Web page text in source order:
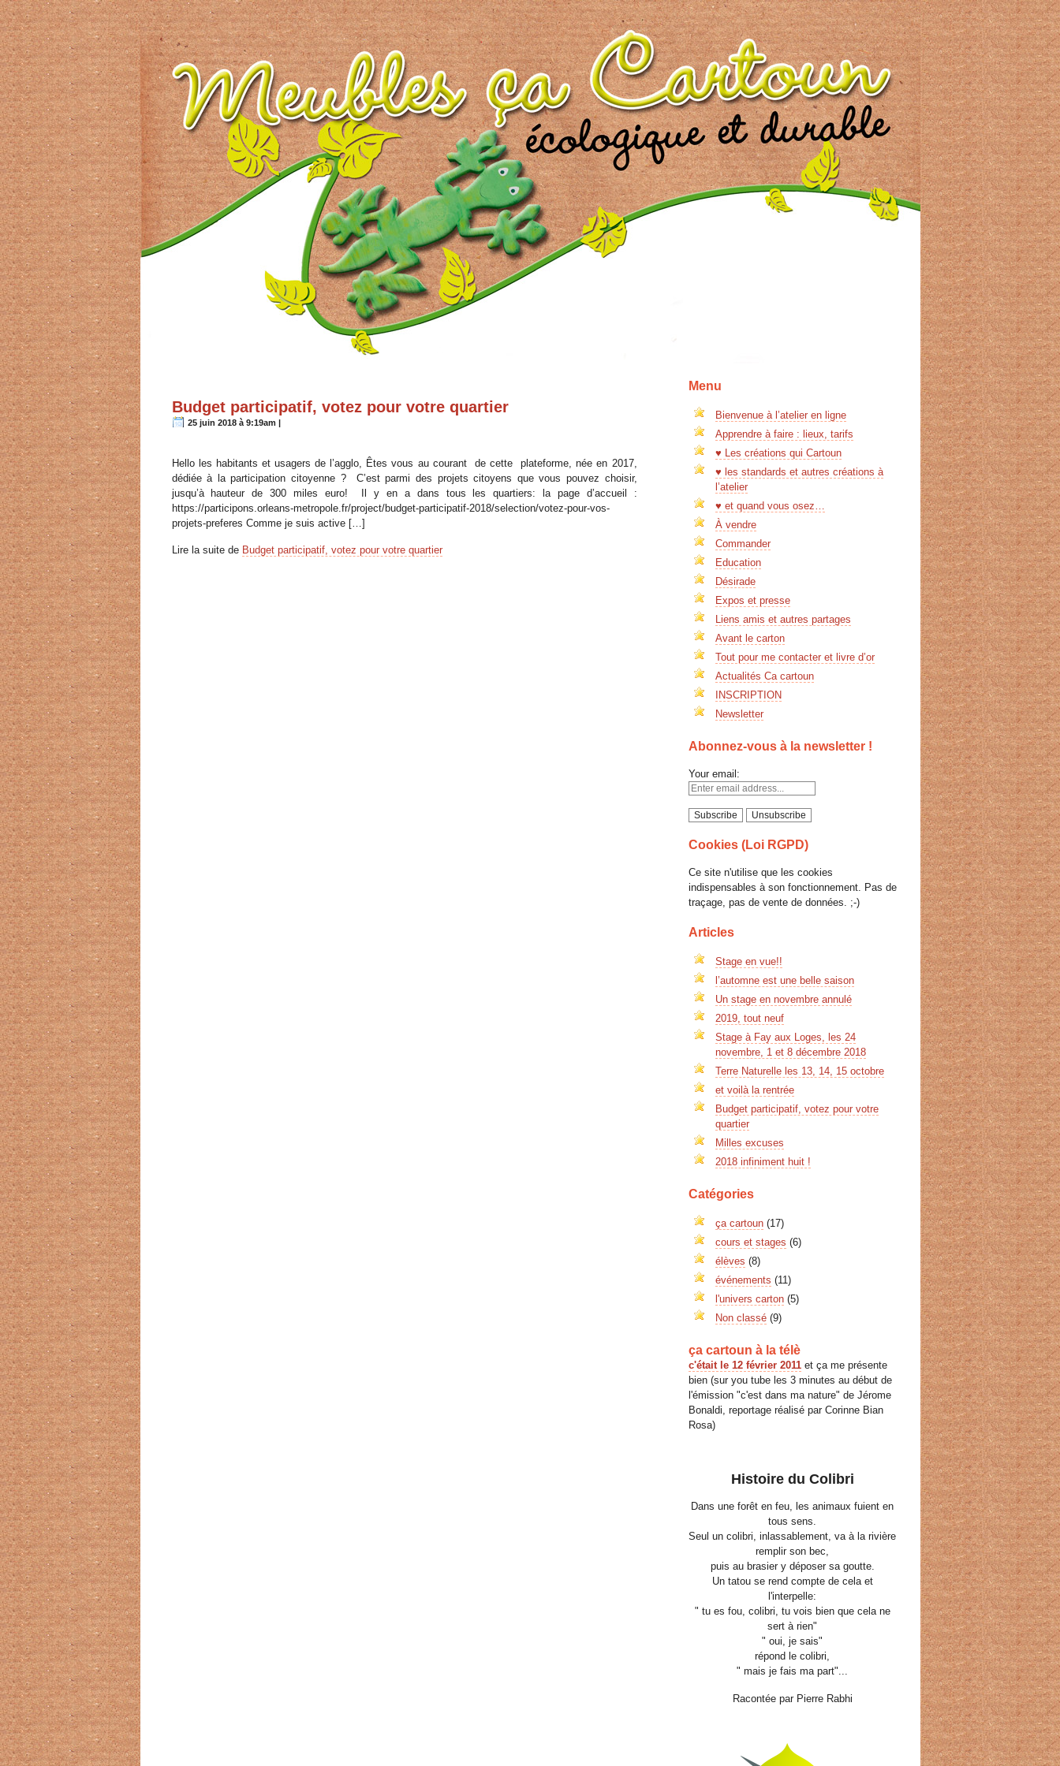
Budget participatif, votez pour votre quartier
25 juin 2018 à 9:19am |
Hello les habitants et usagers de l’agglo, Êtes vous au courant de cette plateforme, née en 2017,
dédiée à la participation citoyenne ? C’est parmi des projets citoyens que vous pouvez choisir,
jusqu’à hauteur de 300 miles euro! Il y en a dans tous les quartiers: la page d’accueil :
https://participons.orleans-metropole.fr/project/budget-participatif-2018/selection/votez-pour-vos-
projets-preferes Comme je suis active […]
Lire la suite de Budget participatif, votez pour votre quartier
Menu
Bienvenue à l’atelier en ligne
Apprendre à faire : lieux, tarifs
♥ Les créations qui Cartoun
♥ les standards et autres créations à
l’atelier
♥ et quand vous osez…
À vendre
Commander
Education
Désirade
Expos et presse
Liens amis et autres partages
Avant le carton
Tout pour me contacter et livre d’or
Actualités Ca cartoun
INSCRIPTION
Newsletter
Abonnez-vous à la newsletter !
Your email:
Cookies (Loi RGPD)
Ce site n'utilise que les cookies
indispensables à son fonctionnement. Pas de
traçage, pas de vente de données. ;-)
Articles
Stage en vue!!
l’automne est une belle saison
Un stage en novembre annulé
2019, tout neuf
Stage à Fay aux Loges, les 24
novembre, 1 et 8 décembre 2018
Terre Naturelle les 13, 14, 15 octobre
et voilà la rentrée
Budget participatif, votez pour votre
quartier
Milles excuses
2018 infiniment huit !
Catégories
ça cartoun(17)
cours et stages (6)
élèves (8)
événements (11)
l'univers carton(5)
Non classé(9)
ça cartoun à la télè
c'était le 12 février 2011et ça me présente
bien (sur you tube les 3 minutes au début de
l'émission "c'est dans ma nature" de Jérome
Bonaldi, reportage réalisé par Corinne Bian
Rosa)
Histoire du Colibri
Dans une forêt en feu, les animaux fuient en
tous sens.
Seul un colibri, inlassablement, va à la rivière
remplir son bec,
puis au brasier y déposer sa goutte.
Un tatou se rend compte de cela et
l'interpelle:
" tu es fou, colibri, tu vois bien que cela ne
sert à rien"
" oui, je sais"
répond le colibri,
" mais je fais ma part"...
Racontée par Pierre Rabhi